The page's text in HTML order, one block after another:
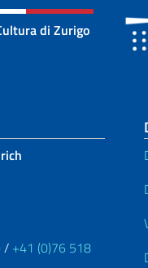
di Zurigo
/ +41 (0)76 518